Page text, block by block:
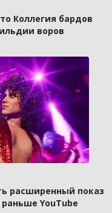
Коллегия бардов
воров
расширенный показ
YouTube